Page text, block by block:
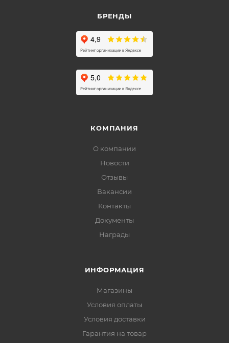
БРЕНДЫ
КОМПАНИЯ
О компании
Новости
Отзывы
Вакансии
Контакты
Документы
Награды
ИНФОРМАЦИЯ
Магазины
Условия оплаты
Условия доставки
Гарантия на товар